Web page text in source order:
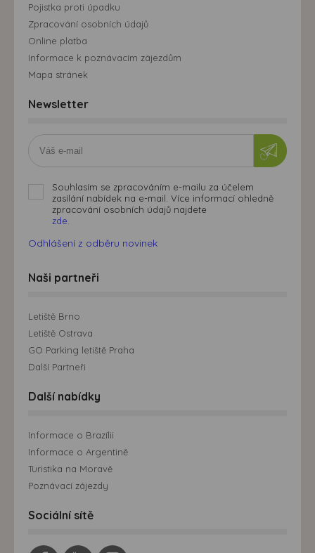
Pojistka proti úpadku
Zpracování osobních údajů
Online platba
Informace k poznávacím zájezdům
Mapa stránek
Newsletter
Souhlasím se zpracováním e-mailu za účelem
zasílání nabídek na e-mail. Více informací ohledně
zpracování osobních údajů najdete
zde.
Odhlášení z odběru novinek
Naši partneři
Letiště Brno
Letiště Ostrava
GO Parking letiště Praha
Další Partneři
Další nabídky
Informace o Brazílii
Informace o Argentině
Turistika na Moravě
Poznávací zájezdy
Sociální sítě